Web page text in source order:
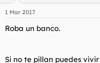
La verdadera saluc
1 Mar 2017
Roba un banco.
Si no te pillan puedes